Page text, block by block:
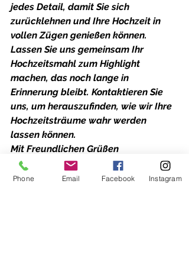
jedes Detail, damit Sie sich
zurücklehnen und Ihre Hochzeit in
vollen Zügen genießen können.
Lassen Sie uns gemeinsam Ihr
Hochzeitsmahl zum Highlight
machen, das noch lange in
Erinnerung bleibt. Kontaktieren Sie
uns, um herauszufinden, wie wir Ihre
Hochzeitsträume wahr werden
lassen können.
Mit Freundlichen Grüßen
Notna
Phone Email Facebook Instagram